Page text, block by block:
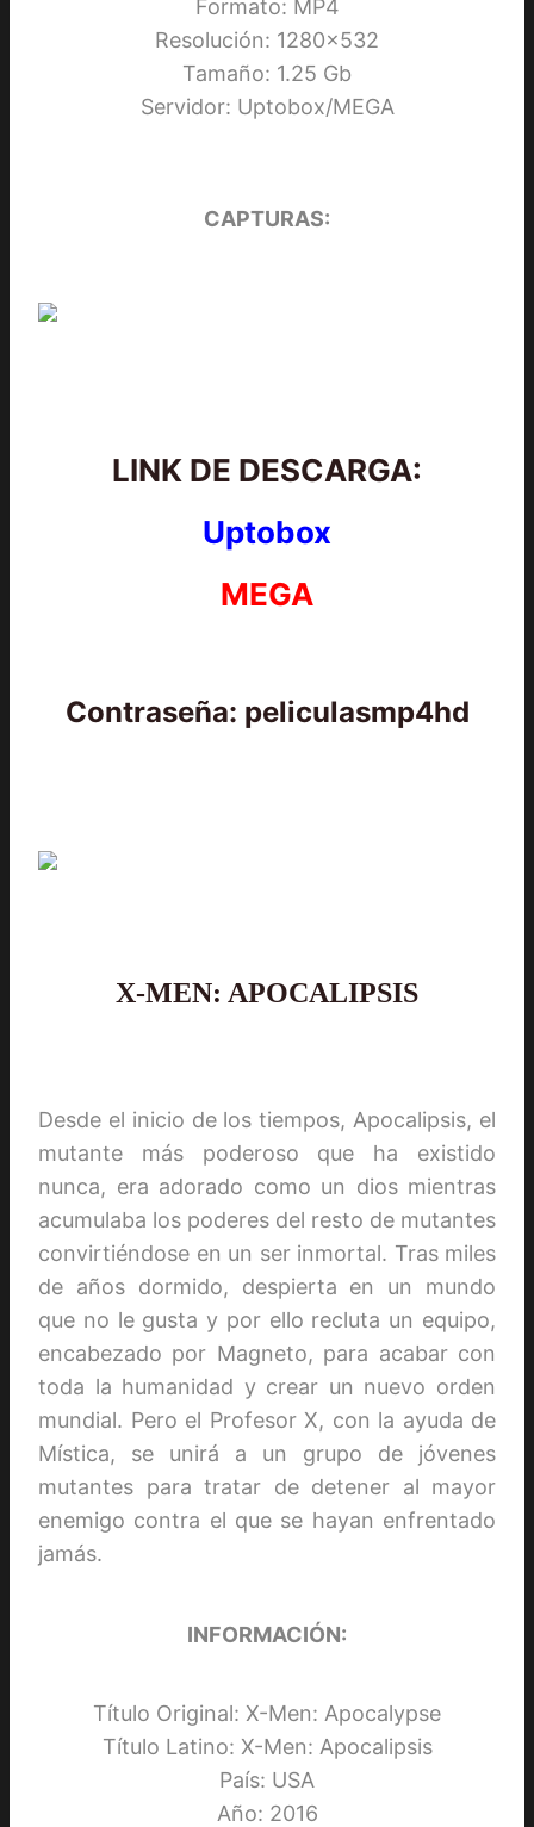
Formato: MP4
Resolución: 1280×532
Tamaño: 1.25 Gb
Servidor: Uptobox/MEGA
CAPTURAS:
LINK DE DESCARGA:
Uptobox
MEGA
Contraseña: peliculasmp4hd
X-MEN: APOCALIPSIS
Desde el inicio de los tiempos, Apocalipsis, el
mutante más poderoso que ha existido
nunca, era adorado como un dios mientras
acumulaba los poderes del resto de mutantes
convirtiéndose en un ser inmortal. Tras miles
de años dormido, despierta en un mundo
que no le gusta y por ello recluta un equipo,
encabezado por Magneto, para acabar con
toda la humanidad y crear un nuevo orden
mundial. Pero el Profesor X, con la ayuda de
Mística, se unirá a un grupo de jóvenes
mutantes para tratar de detener al mayor
enemigo contra el que se hayan enfrentado
jamás.
INFORMACIÓN:
Título Original: X-Men: Apocalypse
Título Latino: X-Men: Apocalipsis
País: USA
Año: 2016